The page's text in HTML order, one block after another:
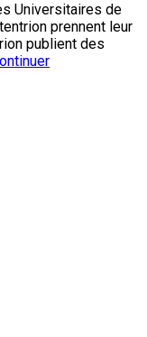
Universitaires de
prennent leur
publient des